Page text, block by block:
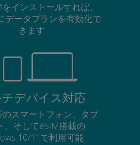
インストールすれば、
データプランを有効化で
きます
デバイス対応
のスマートフォン、タブ
、そしてeSIM搭載の
10/11で利用可能